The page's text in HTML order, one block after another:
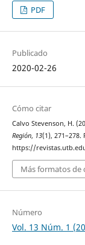
PDF
Publicado
2020-02-26
Cómo citar
Calvo Stevenson, H.
Región, 13(1),
https://
Más formatos de
Número
Vol. 13 Núm. 1